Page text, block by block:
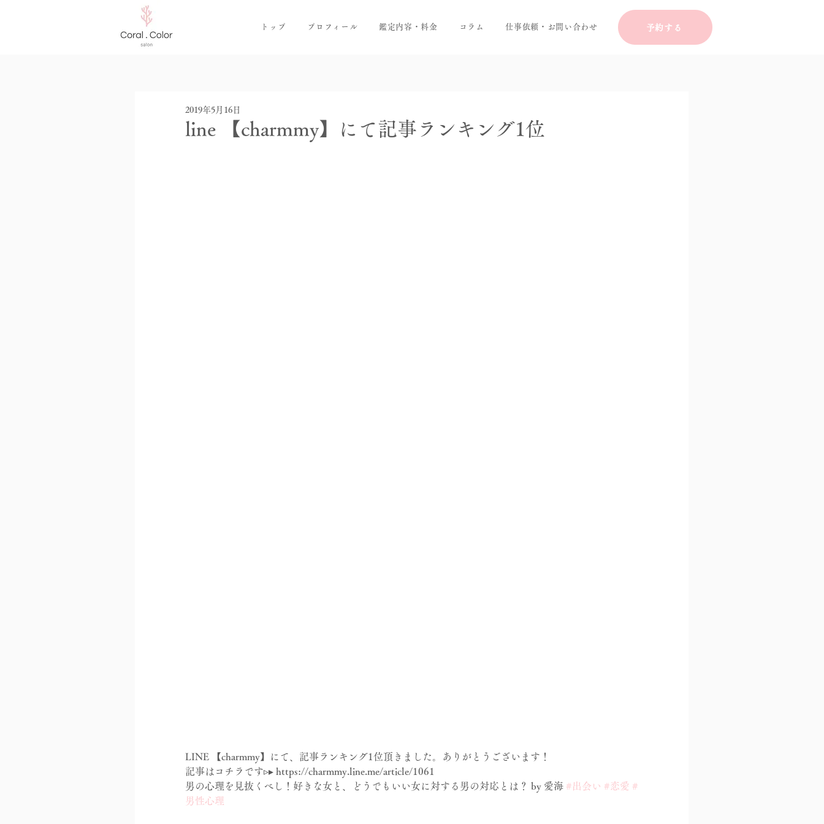
トップ プロフィール 鑑定内容・料金 コラム 仕事依頼・お問い合わせ 予約する
line 【charmmy】にて記事ランキング1位
2019年5月16日
LINE 【charmmy】にて、記事ランキング1位頂きました。ありがとうございます！
記事はコチラです▹▸ https://charmmy.line.me/article/1061
男の心理を見抜くべし！好きな女と、どうでもいい女に対する男の対応とは？ by 愛海 #出会い #恋愛 #
男性心理